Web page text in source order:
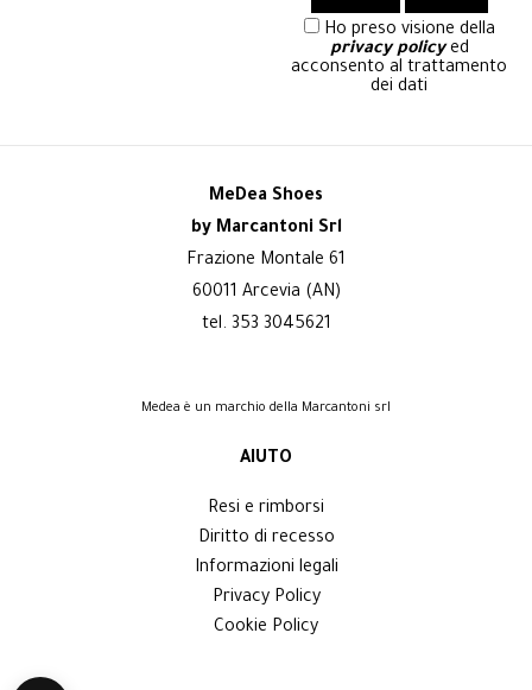
Ho preso visione della
privacy policyed
acconsento al trattamento
dei dati
MeDea Shoes
by Marcantoni Srl
Frazione Montale 61
60011 Arcevia (AN)
tel. 353 3045621
Medea è un marchio della Marcantoni srl
AIUTO
Resi e rimborsi
Diritto di recesso
Informazioni legali
Privacy Policy
Cookie Policy